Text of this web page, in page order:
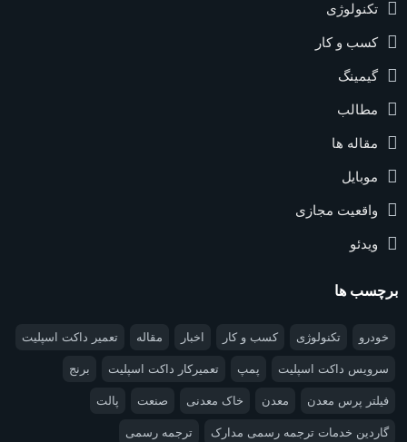
تکنولوژی
کسب و کار
گیمینگ
مطالب
مقاله ها
موبایل
واقعیت مجازی
ویدئو
برچسب ها
خودرو تکنولوژی کسب و کار اخبار مقاله تعمیر داکت اسپلیت
سرویس داکت اسپلیت پمپ تعمیرکار داکت اسپلیت برنج
فیلتر پرس معدن معدن خاک معدنی صنعت پالت
گاردین خدمات ترجمه رسمی مدارک ترجمه رسمی